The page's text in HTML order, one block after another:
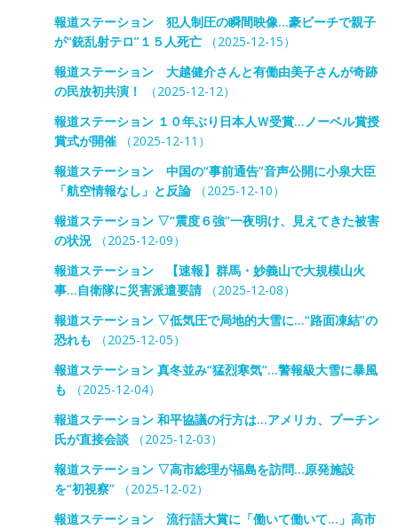
報道ステーション 犯人制圧の瞬間映像…豪ビーチで親子
が“銃乱射テロ”１５人死亡（2025-12-15）
報道ステーション 大越健介さんと有働由美子さんが奇跡
の民放初共演！
（2025-12-12）
報道ステーション １０年ぶり日本人Ｗ受賞…ノーベル賞授
賞式が開催（2025-12-11）
報道ステーション 中国の“事前通告”音声公開に小泉大臣
「航空情報なし」と反論（2025-12-10）
報道ステーション ▽“震度６強”一夜明け、見えてきた被害
の状況（2025-12-09）
報道ステーション 【速報】群馬・妙義山で大規模山火
事…自衛隊に災害派遣要請（2025-12-08）
報道ステーション ▽低気圧で局地的大雪に…“路面凍結”の
恐れも （2025-12-05）
報道ステーション 真冬並み“猛烈寒気”…警報級大雪に暴風
も （2025-12-04）
報道ステーション 和平協議の行方は…アメリカ、プーチン
氏が直接会談（2025-12-03）
報道ステーション ▽高市総理が福島を訪問…原発施設
を“初視察”（2025-12-02）
報道ステーション 流行語大賞に「働いて働いて…」高市